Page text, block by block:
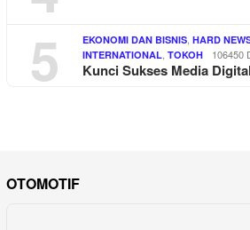
5 EKONOMI DAN BISNIS HARD
INTERNATIONAL TOKOH 106450
Kunci Sukses Media
OTOMOTIF